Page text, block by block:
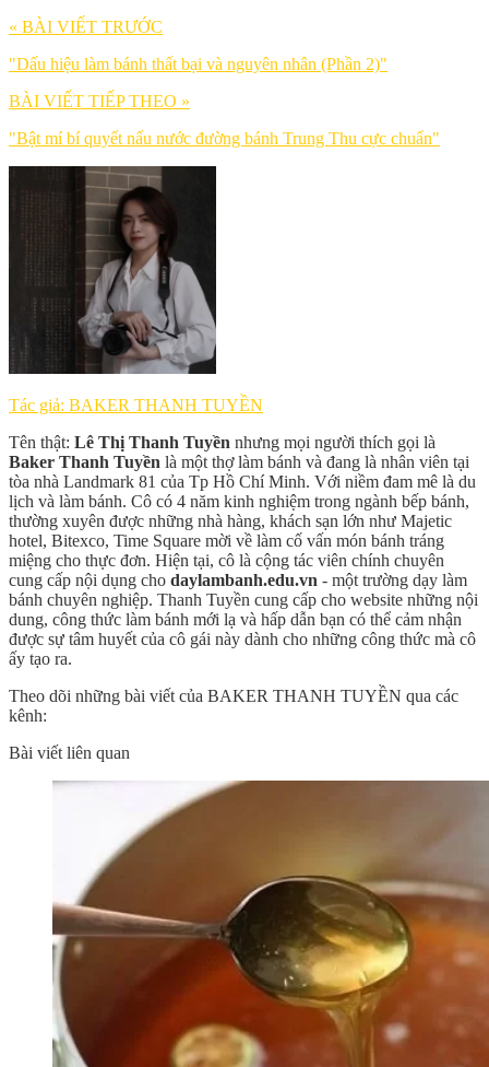
« BÀI VIẾT TRƯỚC
"Dấu hiệu làm bánh thất bại và nguyên nhân (Phần 2)"
BÀI VIẾT TIẾP THEO »
"Bật mí bí quyết nấu nước đường bánh Trung Thu cực chuẩn"
Tác giả: BAKER THANH TUYỀN
Tên thật: Lê Thị Thanh Tuyền nhưng mọi người thích gọi là
Baker Thanh Tuyền là một thợ làm bánh và đang là nhân viên tại
tòa nhà Landmark 81 của Tp Hồ Chí Minh. Với niềm đam mê là du
lịch và làm bánh. Cô có 4 năm kinh nghiệm trong ngành bếp bánh,
thường xuyên được những nhà hàng, khách sạn lớn như Majetic
hotel, Bitexco, Time Square mời về làm cố vấn món bánh tráng
miệng cho thực đơn. Hiện tại, cô là cộng tác viên chính chuyên
cung cấp nội dụng cho daylambanh.edu.vn - một trường dạy làm
bánh chuyên nghiệp. Thanh Tuyền cung cấp cho website những nội
dung, công thức làm bánh mới lạ và hấp dẫn bạn có thể cảm nhận
được sự tâm huyết của cô gái này dành cho những công thức mà cô
ấy tạo ra.
Theo dõi những bài viết của BAKER THANH TUYỀN qua các
kênh:
Bài viết liên quan